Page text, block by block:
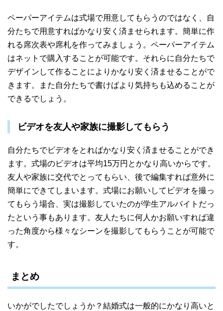
ペーパーアイテムは式場で用意してもらうのではなく、自
分たちで用意すればかなり安く済ませられます。簡単に作
れる席次表や席札を作ってみましょう。ペーパーアイテム
はネットで購入することが可能です。それらに自分たちで
デザインして作ることによりかなり安く済ませることがで
きます。また自分たちで書けばより気持ちも込めることが
できるでしょう。
ビデオを友人や家族に撮影してもらう
自分たちでビデオをとればかなり安く済ませることができ
ます。式場のビデオは平均15万円とかなり高いからです。
友人や家族に交代でとってもらい、後で編集すれば意外に
簡単にできてしまいます。式場にお願いしてビデオを撮っ
てもらう場合、実は撮影していたのが学生アルバイトだっ
たという事もあります。友人たちに何人かお願いすれば違
った角度から様々なシーンを撮影してもらうことが可能で
す。
まとめ
いかがでしたでしょうか？結婚式は一般的にかなり高いと